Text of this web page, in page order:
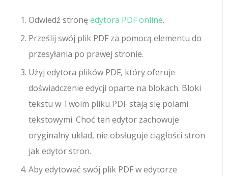
Odwiedź stronęedytora PDF online.
Prześlij swój plik PDF za pomocą elementu do
przesyłania po prawej stronie.
Użyj edytora plików PDF, który oferuje
doświadczenie edycji oparte na blokach. Bloki
tekstu w Twoim pliku PDF stają się polami
tekstowymi. Choć ten edytor zachowuje
oryginalny układ, nie obsługuje ciągłości stron
jak edytor stron.
Aby edytować swój plik PDF w edytorze